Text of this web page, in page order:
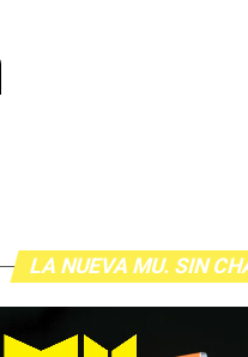
LA NUEVA MU. SIN